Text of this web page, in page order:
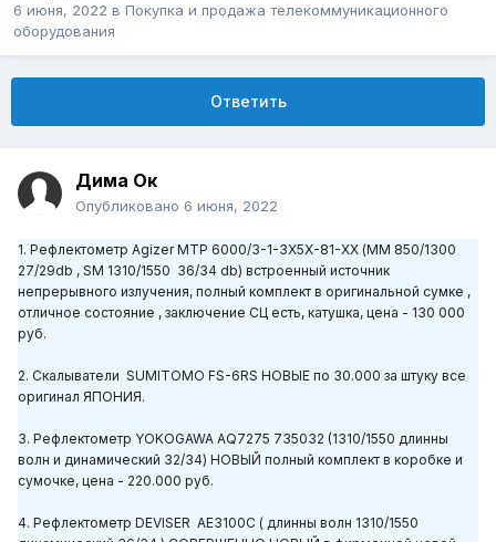
6 июня, 2022 в Покупка и продажа телекоммуникационного
оборудования
Ответить
Дима Ок
Опубликовано 6 июня, 2022
1. Рефлектометр Agizer МТР 6000/3-1-3Х5Х-81-ХХ (MM 850/1300
27/29db , SM 1310/1550 36/34 db) встроенный источник
непрерывного излучения, полный комплект в оригинальной сумке ,
отличное состояние , заключение СЦ есть, катушка, цена - 130 000
руб.
2. Скалыватели SUMITOMO FS-6RS НОВЫЕ по 30.000 за штуку все
оригинал ЯПОНИЯ.
3. Рефлектометр YOKOGAWA AQ7275 735032 (1310/1550 длинны
волн и динамический 32/34) НОВЫЙ полный комплект в коробке и
сумочке, цена - 220.000 руб.
4. Рефлектометр DEVISER AE3100C ( длинны волн 1310/1550